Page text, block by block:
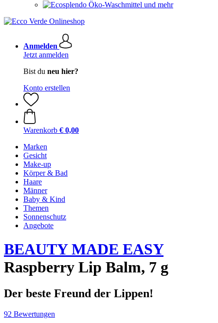
Öko-Waschmittel und mehr
Anmelden
Jetzt anmelden
Bist du neu hier?
Konto erstellen
Warenkorb € 0,00
Marken
Gesicht
Make-up
Körper & Bad
Haare
Männer
Baby & Kind
Themen
Sonnenschutz
Angebote
BEAUTY MADE EASY
Raspberry Lip Balm, 7 g
Der beste Freund der Lippen!
92 Bewertungen